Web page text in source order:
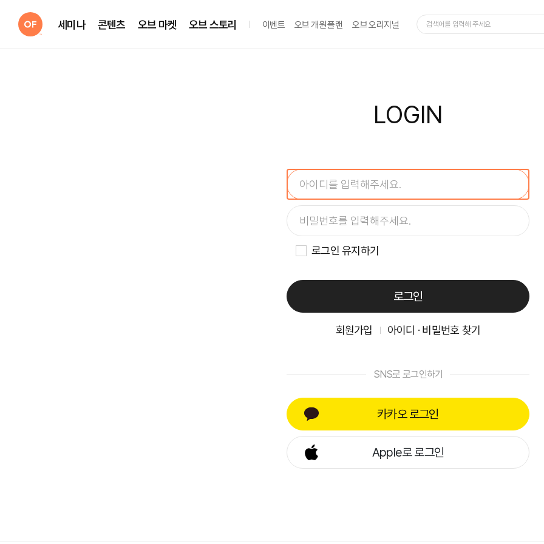
세미나 콘텐츠 오브 마켓 오브 스토리 이벤트 오브 개원 플랜 오브 오리지널
LOGIN
로그인 유지하기
로그인
회원가입 아이디 · 비밀번호 찾기
SNS로 로그인하기
카카오 로그인
Apple로 로그인